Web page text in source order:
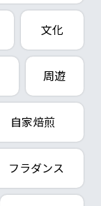
文化
周遊
自家焙煎
フラダンス